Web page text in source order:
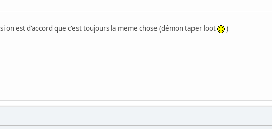
on est d'accord que c'est toujours la meme chose (démon taper loot
)